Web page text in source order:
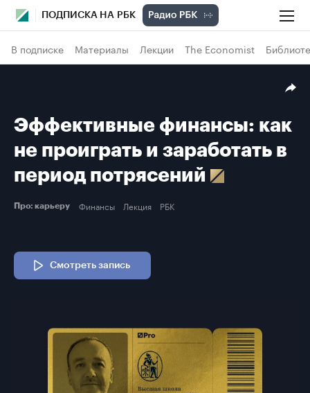
ПОДПИСКА НА РБК
В подписке Материалы Лекции The Economist
Эффективные финансы: как
не проиграть и заработать в
период потрясений
Про: карьеру Финансы Лекция РБК
Смотреть запись